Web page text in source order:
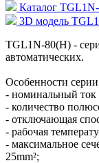
Каталог
3D модель
TGL1N-80(H) -
автоматических.
Особенности
- номинальный ток
- количество
- отключающая
- рабочая
- максимальное
25mm²;